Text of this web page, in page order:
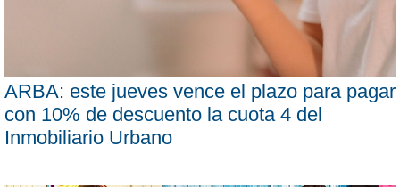
ARBA: este jueves vence el plazo para pagar
con 10% de descuento la cuota 4 del
Inmobiliario Urbano